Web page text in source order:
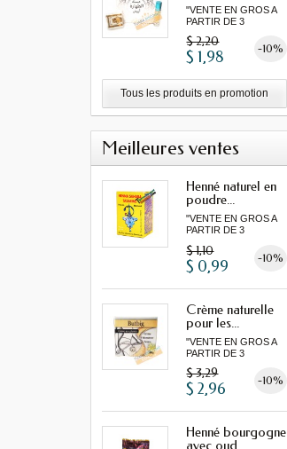
"VENTE EN GROS A
PARTIR DE 3
$ 2,20 -10%
$ 1,98
Tous les produits en promotion
Meilleures ventes
Henné naturel en
poudre...
"VENTE EN GROS A
PARTIR DE 3
$ 1,10 -10%
$ 0,99
Crème naturelle
pour les...
"VENTE EN GROS A
PARTIR DE 3
$ 3,29 -10%
$ 2,96
Henné bourgogne
avec oud